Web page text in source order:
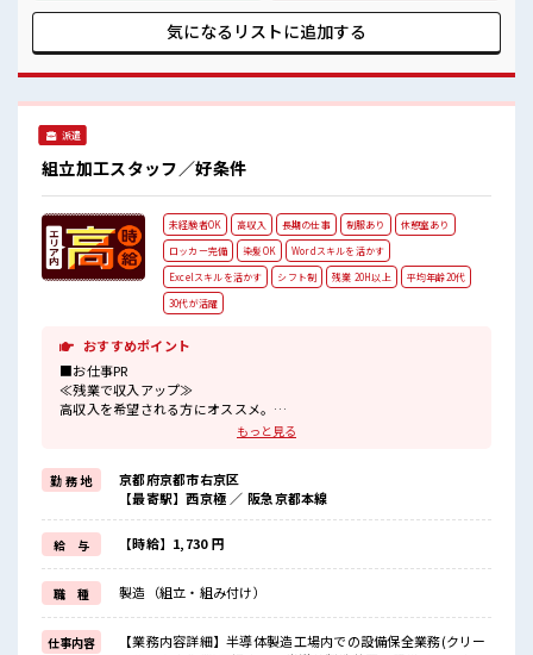
チャレンジするのは不安だけど、 しっかり働く環境が整って
います！ イチからスキルUP・ステップUP目指していきまし
ら、 モチベーションもUP！ 休憩時間にゆっくりできるスペー
ス完備！
気になるリストに追加する
派遣
組立加工スタッフ／好条件
未経験者OK 高収入 長期の仕事 制服あり
休憩室あり
ロッカー完備
染髪OK
Wordスキルを活かす
Excelスキルを活かす
シフト制 残業 20H以上
平均年齢20代
30代が活躍
おすすめポイント
■お仕事PR
≪残業で収入アップ≫
高収入を希望される方にオススメ。
残業は月20時間以上あります♪
基本的に髪色自由で明るすぎたり奇抜でなければOKです！
(規定有)≪ラクラク制服アリ≫
制服があるので、
毎日の服装の悩み解消♪
≪初めての仕事だけど自分にもできそう≫
新しいことにチャレンジするのは不安だけど、
しっかり働く環境が整っています！
イチからスキルUP・ステップUP目指していきましょう！
≪様々なお仕事をご提案≫
一人で悩まず気軽に相談できる、
もっと見る
勤 務 地
京都府京都市右京区
【最寄駅】西京極 ／ 阪急京都本線
給 与 【時給】1,730 円
職 種 製造（組立・組み付け）
仕事内容
【業務内容詳細】半導体製造工場内での設備保全業務(クリー